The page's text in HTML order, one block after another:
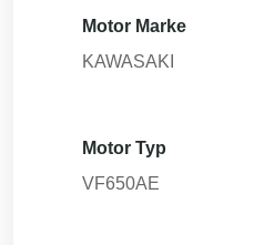
Motor Marke
KAWASAKI
Motor Typ
VF650AE